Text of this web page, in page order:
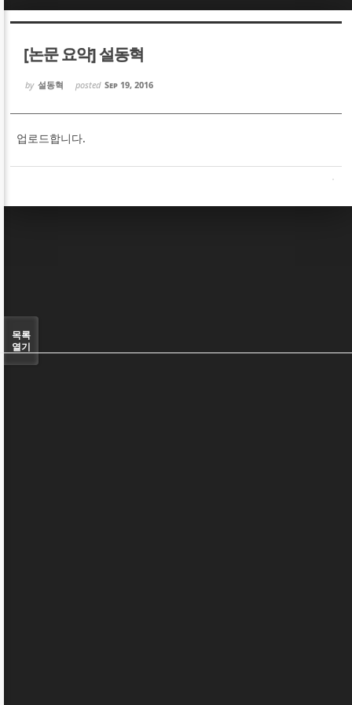
[논문 요약] 설동혁
by 설동혁 posted Sep 19, 2016
업로드합니다.
목록
열기
Sketchbook5, 스케치북5
Sketchbook5, 스케치북5
Sketchbook5, 스케치북5
Sketchbook5, 스케치북5